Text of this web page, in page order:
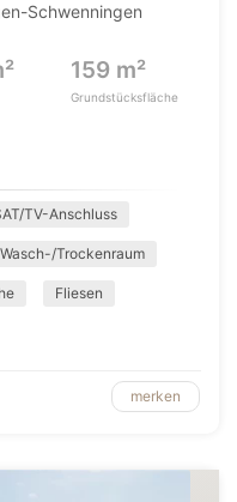
Schwenningen
159 m²
Grundstücksfläche
TV-Anschluss
Wasch-/Trockenraum
Fliesen
merken